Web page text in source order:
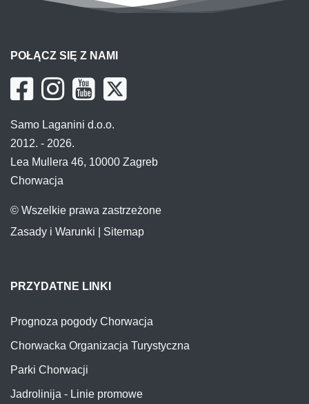
POŁĄCZ SIĘ Z NAMI
Samo Laganini d.o.o.
2012. - 2026.
Lea Mullera 46, 10000 Zagreb
Chorwacja
© Wszelkie prawa zastrzeżone
Zasady i Warunki
Sitemap
PRZYDATNE LINKI
Prognoza pogody Chorwacja
Chorwacka Organizacja Turystyczna
Parki Chorwacji
Jadrolinija - Linie promowe